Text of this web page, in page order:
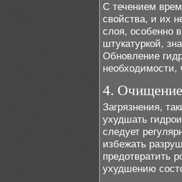
С течением
свойства, и их
слоя, особенно
штукатуркой,
Обновление
4. Очищение
Загрязнения,
ухудшать
следует
избежать
предотвратить
ухудшению